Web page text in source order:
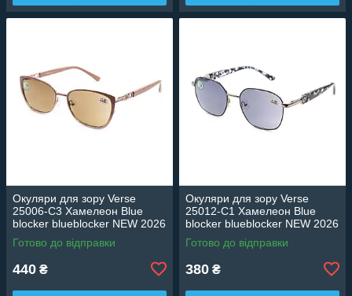
Окуляри для зору Verse
25006-C3 Хамелеон Blue
blocker blueblocker NEW 2026
Готово до відправки
440 ₴
Окуляри для зору Verse
25012-C1 Хамелеон Blue
blocker blueblocker NEW 2026
Готово до відправки
380 ₴